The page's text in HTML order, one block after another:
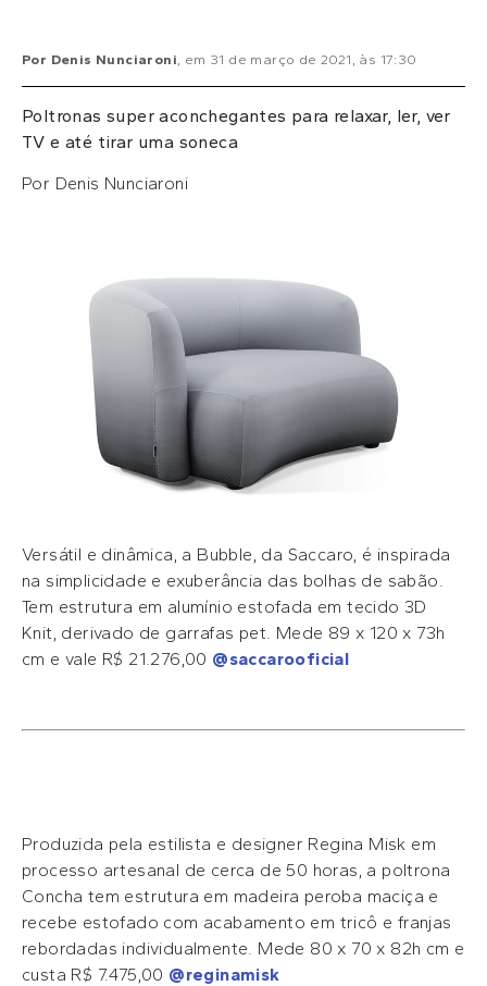
Por Denis Nunciaroni, em 31 de março de 2021 , às 17:30
Poltronas super aconchegantes para relaxar, ler, ver
TV e até tirar uma soneca
Por Denis Nunciaroni
Versátil e dinâmica, a Bubble, da Saccaro, é inspirada
na simplicidade e exuberância das bolhas de sabão.
Tem estrutura em alumínio estofada em tecido 3D
Knit, derivado de garrafas pet. Mede 89 x 120 x 73h
cm e vale R$ 21.276,00 @saccarooficial
Produzida pela estilista e designer Regina Misk em
processo artesanal de cerca de 50 horas, a poltrona
Concha tem estrutura em madeira peroba maciça e
recebe estofado com acabamento em tricô e franjas
rebordadas individualmente. Mede 80 x 70 x 82h cm e
custa R$ 7.475,00 @reginamisk